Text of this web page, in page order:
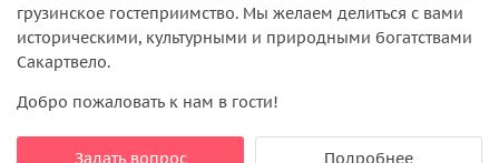
грузинское гостеприимство. Мы желаем делиться с вами
историческими, культурными и природными богатствами
Сакартвело.
Добро пожаловать к нам в гости!
Задать вопрос Подробнее